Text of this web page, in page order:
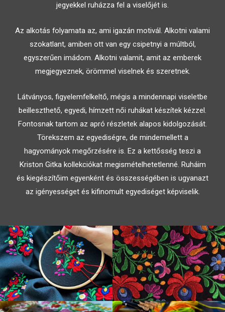
jegyekkel ruházza fel a viselőjét is.
Az alkotás folyamata az, ami igazán motivál. Alkotni valami
szokatlant, amiben ott van egy csipetnyi a múltból,
egyszerűen imádom. Alkotni valamit, amit az emberek
megjegyeznek, örömmel viselnek és szeretnek.
Látványos, figyelemfelkeltő, mégis a mindennapi viseletbe
beilleszthető, egyedi, hímzett női ruhákat készítek kézzel.
Fontosnak tartom az apró részletek alapos kidolgozását.
Törekszem az egyediségre, de mindemellett a
hagyományok megőrzésére is. Ez a kettősség teszi a
Kriston Gitka kollekciókat megismételhetetlenné. Ruháim
és kiegészítőim egyenként és összességében is ugyanazt
az igényességet és kifinomult egyediséget képviselik.